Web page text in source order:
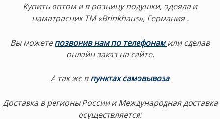
Купить оптом и в розницу подушки, одеяла и
наматрасник ТМ «Brinkhaus», Германия .
Вы можетепозвонив нам по телефонам или сделав
онлайн заказ на сайте.
А так же в пунктах самовывоза
Доставка в регионы России и Международная доставка
осуществляется: